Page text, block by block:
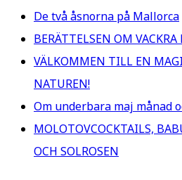
De två åsnorna på Mallorca
BERÄTTELSEN OM VACKRA
VÄLKOMMEN TILL EN
NATUREN!
Om underbara maj månad
MOLOTOVCOCKTAILS,
OCH SOLROSEN